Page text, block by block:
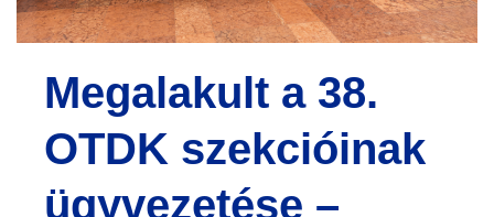
Megalakult a 38.
OTDK szekcióinak
ügyvezetése –